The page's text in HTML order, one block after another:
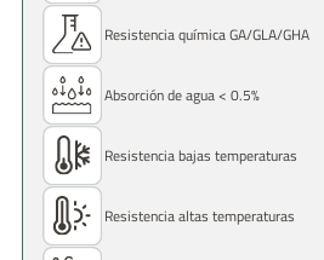
Resistencia química GA/GLA/GHA
Absorción de agua < 0.5%
Resistencia bajas temperaturas
Resistencia altas temperaturas